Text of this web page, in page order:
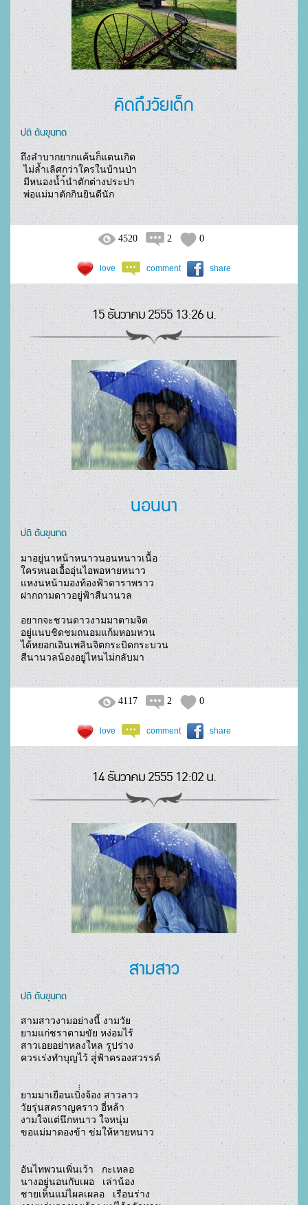
คิดถึงวัยเด็ก
ปติ ตันขุนทด
ถึงลำบากยากแค้นก็แดนเกิด
ไม่ล้ำเลิศกว่าใครในบ้านป่า
พ่อแม่มาตักกินยินดีนัก
4520 2 0
love comment share
15 ธันวาคม 2555 13:26 น.
นอนนา
ปติ ตันขุนทด
มาอยู่นาหน้าหนาวนอนหนาวเนื้อ
ใครหนอเอื้ออุ่นไอพอหายหนาว
แหงนหน้ามองท้องฟ้าดาราพราว
ฝากถามดาวอยู่ฟ้าสีนานวล
อยากจะชวนดาวงามมาตามจิต
อยู่แนบชิดชมถนอมแก้มหอมหวน
ได้หยอกเอินเพลินจิตกระบิดกระบวน
สีนานวลน้องอยู่ไหนไม่กลับมา
4117 2 0
love comment share
14 ธันวาคม 2555 12:02 น.
สามสาว
ปติ ตันขุนทด
สามสาวงามอย่างนี้ งามวัย
ยามแก่ชราตามขัย หง่อมไร้
สาวเอยอย่าหลงใหล รูปร่าง
ควรเร่งทำบุญไว้ สู่่ฟ้าครองสวรรค์
ยามมาเยือนเบิ่่่งจ้อง สาวลาว
วัยรุ่นสคราญคราว อี่หล้า
งามใจแต่นึกหนาว ใจหนุ่ม
ขอแม่มาดองข้า ข่มให้หายหนาว
อันไทพวนเพิ่นเว้า   กะเหลอ
นางอยู่นอนกับเผอ   เล่าน้อง
ชายเห็นแม่ไผลเผลอ   เรือนร่าง